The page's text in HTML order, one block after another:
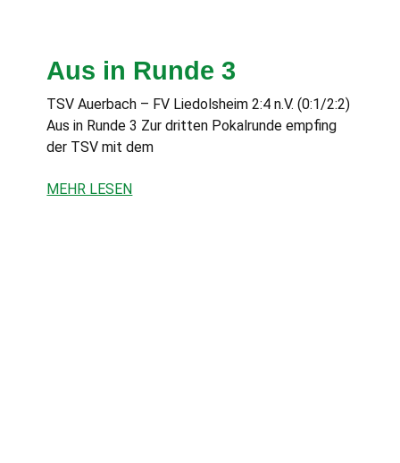
Aus in Runde 3
TSV Auerbach – FV Liedolsheim 2:4 n.V. (0:1/2:2)
Aus in Runde 3 Zur dritten Pokalrunde empfing
der TSV mit dem
MEHR LESEN